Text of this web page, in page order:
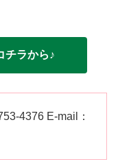
チラから♪
4376 E-mail：